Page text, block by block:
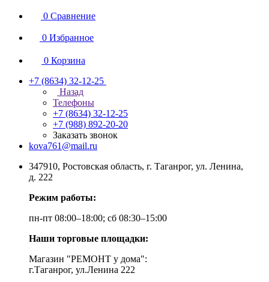
0 Сравнение
0 Избранное
0 Корзина
+7 (8634) 32-12-25
Назад
Телефоны
+7 (8634) 32-12-25
+7 (988) 892-20-20
Заказать звонок
kova761@mail.ru
347910, Ростовская область, г. Таганрог, ул. Ленина,
д. 222
Режим работы:
пн-пт 08:00–18:00; сб 08:30–15:00
Наши торговые площадки:
Магазин "РЕМОНТ у дома":
г.Таганрог, ул.Ленина 222